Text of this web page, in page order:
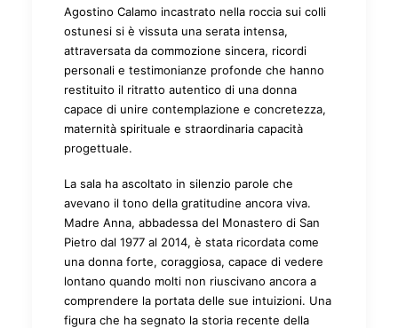
Agostino Calamo incastrato nella roccia sui colli
ostunesi si è vissuta una serata intensa,
attraversata da commozione sincera, ricordi
personali e testimonianze profonde che hanno
restituito il ritratto autentico di una donna
capace di unire contemplazione e concretezza,
maternità spirituale e straordinaria capacità
progettuale.
La sala ha ascoltato in silenzio parole che
avevano il tono della gratitudine ancora viva.
Madre Anna, abbadessa del Monastero di San
Pietro dal 1977 al 2014, è stata ricordata come
una donna forte, coraggiosa, capace di vedere
lontano quando molti non riuscivano ancora a
comprendere la portata delle sue intuizioni. Una
figura che ha segnato la storia recente della